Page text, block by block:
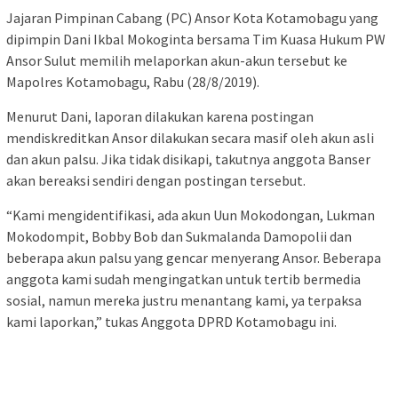
Jajaran Pimpinan Cabang (PC) Ansor Kota Kotamobagu yang
dipimpin Dani Ikbal Mokoginta bersama Tim Kuasa Hukum PW
Ansor Sulut memilih melaporkan akun-akun tersebut ke
Mapolres Kotamobagu, Rabu (28/8/2019).
Menurut Dani, laporan dilakukan karena postingan
mendiskreditkan Ansor dilakukan secara masif oleh akun asli
dan akun palsu. Jika tidak disikapi, takutnya anggota Banser
akan bereaksi sendiri dengan postingan tersebut.
“Kami mengidentifikasi, ada akun Uun Mokodongan, Lukman
Mokodompit, Bobby Bob dan Sukmalanda Damopolii dan
beberapa akun palsu yang gencar menyerang Ansor. Beberapa
anggota kami sudah mengingatkan untuk tertib bermedia
sosial, namun mereka justru menantang kami, ya terpaksa
kami laporkan,” tukas Anggota DPRD Kotamobagu ini.